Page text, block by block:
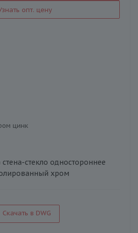
опт. цену
цинк
стена-стекло одностороннее
хром
Скачать в DWG